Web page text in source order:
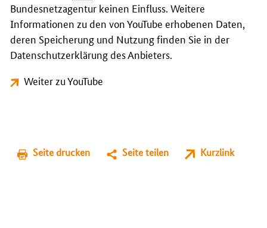
Bundesnetzagentur keinen Einfluss. Weitere
Informationen zu den von YouTube erhobenen Daten,
deren Speicherung und Nutzung finden Sie in der
Datenschutzerklärung des Anbieters.
Weiter zu YouTube
Seite drucken Seite teilen Kurzlink